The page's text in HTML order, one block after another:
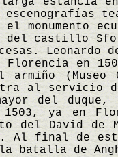
escenografías
el monumento
castillo
Leonardo
en
armiño
al servicio
del
ya en
del David
Al final de
la batalla de